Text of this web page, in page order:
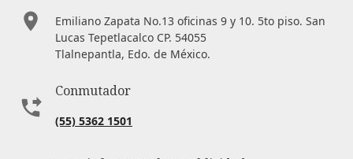
Emiliano Zapata No.13 oficinas 9 y 10. 5to piso. San
Lucas Tepetlacalco CP. 54055
Tlalnepantla, Edo. de México.
Conmutador
(55) 5362 1501